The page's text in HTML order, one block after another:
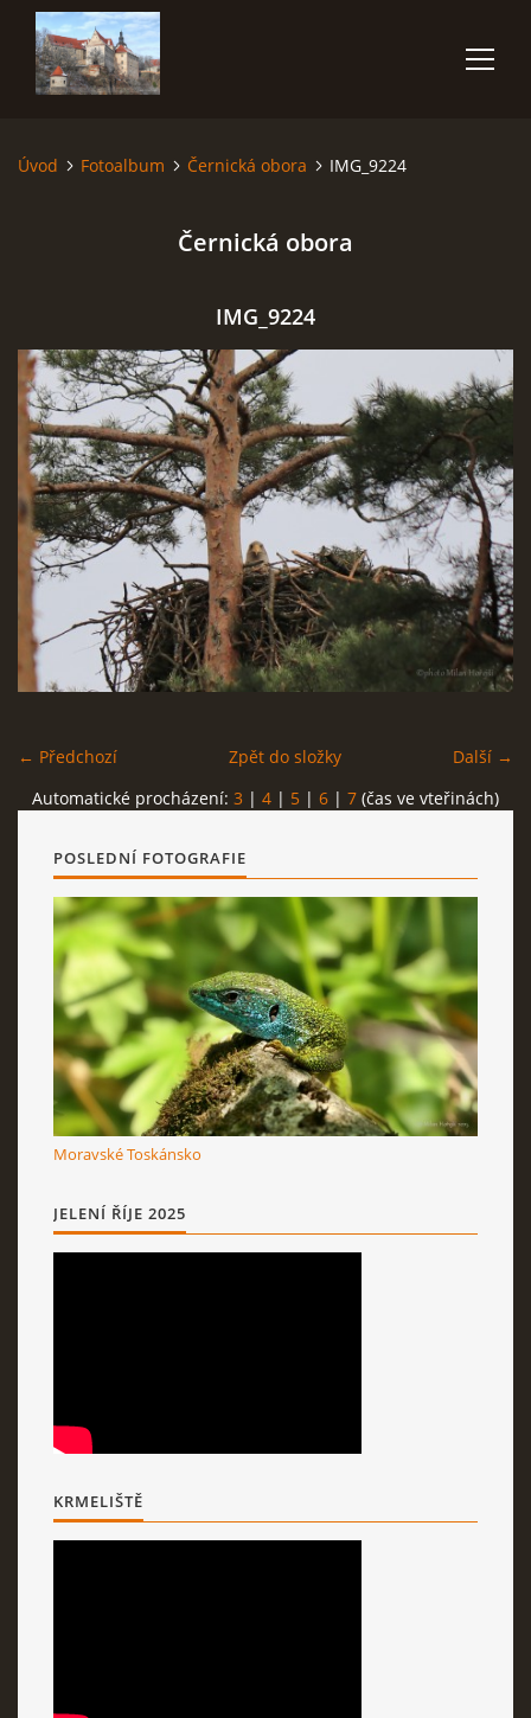
ÚVOD
VIDEA
POUŽITÁ TECHNIKA
JAK FOTOGRAFOVAT BLESKY
NÁVŠTĚVNÍ KNIHA
milan.horejsi@seznam.cz
Milan Hořejší © 2026 eStránky.cz |RSS|WebSlice |Tisk|
Aktualizováno: 11. 12. 2025| Nahoru ↑
Úvod Fotoalbum Černická obora IMG_9224
Černická obora
IMG_9224
← Předchozí Další →
Zpět do složky
Automatické procházení: 3 | 4 | 5 | 6 | 7 (čas ve vteřinách)
POSLEDNÍ FOTOGRAFIE
Moravské Toskánsko
JELENÍ ŘÍJE 2025
KRMELIŠTĚ